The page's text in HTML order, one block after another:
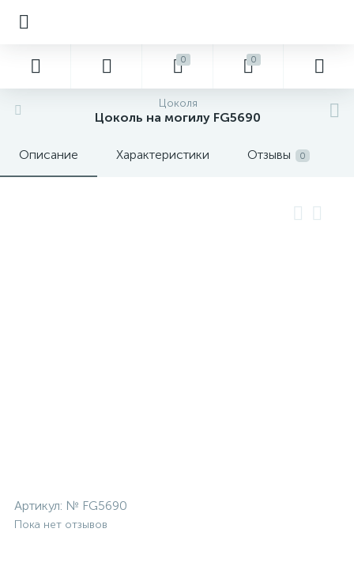
0 0
Цоколя
Цоколь на могилу FG5690
Описание Характеристики Отзывы 0
Артикул: № FG5690
Пока нет отзывов